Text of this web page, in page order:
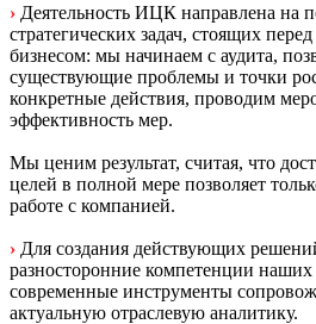
› Деятельность ИЦК направлена на
стратегических задач, стоящих
бизнесом: мы начинаем с аудита,
существующие проблемы и точки
конкретные действия, проводим
эффективность мер.
Мы ценим результат, считая, что
целей в полной мере позволяет
работе с компанией.
› Для создания действующих
разносторонние компетенции наших
современные инструменты
актуальную отраслевую аналитику.